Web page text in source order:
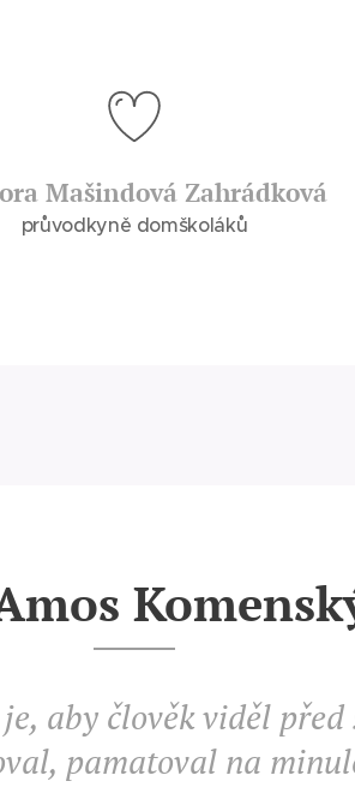
Mašindová Zahrádková
průvodkyně domškoláků
aby člověk viděl před
pamatoval na